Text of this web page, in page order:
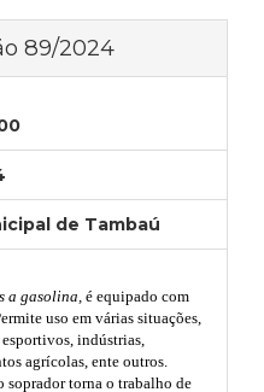
89/2024
de Tambaú
a gasolina, é equipado com
uso em várias situações,
indústrias,
agrícolas, ente outros.
soprador torna o trabalho de